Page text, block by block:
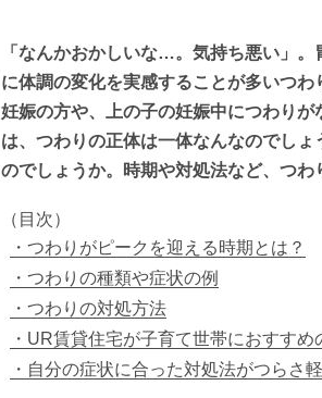
「なんかおかしいな…。気持ち悪い」
に体調の変化を実感することが多いつ
妊娠の方や、上の子の妊娠中につわり
は、つわりの正体は一体なんなのでし
のでしょうか。時期や対処法など、つわ
（目次）
つわりがピークを迎える時期とは？
つわりの種類や症状の例
つわりの対処方法
UR賃貸住宅が子育て世帯におすすめ
自分の症状に合った対処法がつらさ